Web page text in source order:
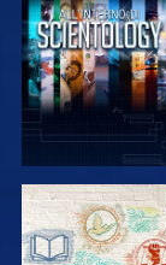
ESPLORA LE